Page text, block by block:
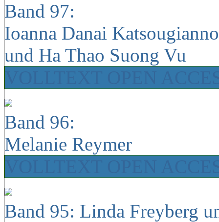
Band 97:
Ioanna Danai
und Ha Thao Suong Vu
Band 96:
Melanie Reymer
Band 95: Linda Freyberg